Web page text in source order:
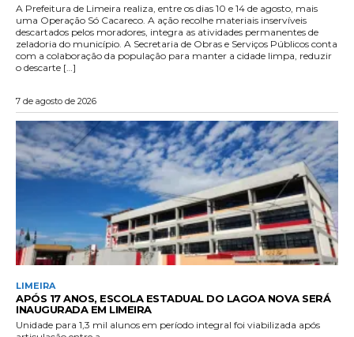
A Prefeitura de Limeira realiza, entre os dias 10 e 14 de agosto, mais
uma Operação Só Cacareco. A ação recolhe materiais inservíveis
descartados pelos moradores, integra as atividades permanentes de
zeladoria do município. A Secretaria de Obras e Serviços Públicos conta
com a colaboração da população para manter a cidade limpa, reduzir
o descarte […]
7 de agosto de 2026
LIMEIRA
APÓS 17 ANOS, ESCOLA ESTADUAL DO LAGOA NOVA SERÁ
INAUGURADA EM LIMEIRA
Unidade para 1,3 mil alunos em período integral foi viabilizada após